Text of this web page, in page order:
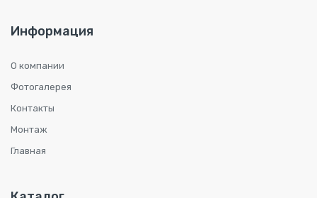
Информация
О компании
Фотогалерея
Контакты
Монтаж
Главная